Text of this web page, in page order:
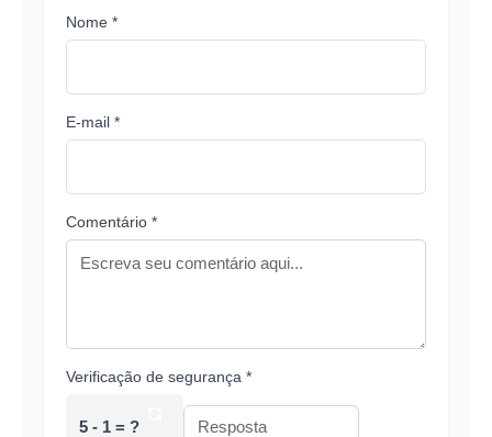
Nome *
E-mail *
Comentário *
Verificação de segurança *
5 - 1 = ?